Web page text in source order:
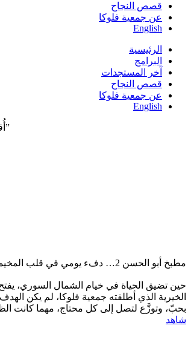
قصص النجاح
عن جمعية فلوكا
English
الرئيسية
البرامج
آخر المستجدات
قصص النجاح
عن جمعية فلوكا
English
مطبخ أبو الحسن 2… دفء يومي في قلب المخيمات
الخيرية الذي أطلقته جمعية فلوكا، لم يكن
بحبّ، وتوزَّع لتصل إلى كل محتاج، مهما كانت
شاهد